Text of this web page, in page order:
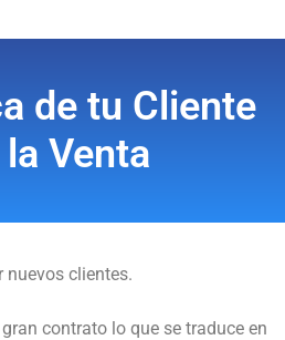
de tu Cliente
Venta
nuevos clientes.
contrato lo que se traduce en